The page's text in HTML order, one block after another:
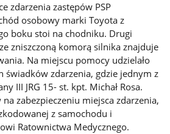
zdarzenia zastępów PSP
osobowy marki Toyota z
boku stoi na chodniku. Drugi
zniszczoną komorą silnika znajduje
Na miejscu pomocy udzielało
świadków zdarzenia, gdzie jednym z
III JRG 15- st. kpt. Michał Rosa.
na zabezpieczeniu miejsca zdarzenia,
z samochodu i
Ratownictwa Medycznego.